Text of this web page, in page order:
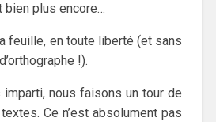
bien plus encore…
feuille, en toute liberté (et sans
!).
imparti, nous faisons un tour de
Ce n’est absolument pas